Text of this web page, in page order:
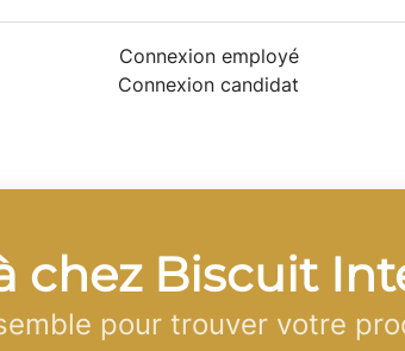
Connexion employé
Connexion candidat
chez Biscuit
pour trouver votre